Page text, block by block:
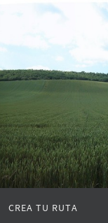
CREA TU RUTA